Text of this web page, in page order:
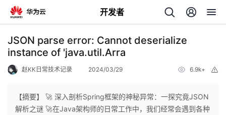
开发者
返
回
JSON parse error: Cannot deserialize
instance of 'java.util.Arra
赵KK日常技术记录 2024/03/29 6.9k+
【摘要】 🚀 深入剖析Spring框架的神秘异常：一探究竟JSON
解析之谜 🚀在Java架构师的日常工作中，我们经常会遇到各种